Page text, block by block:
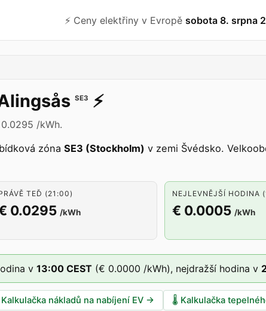
⚡️ Ceny elektřiny v Evropě sobota 8. srpna
SE3 ⚡️
/kWh.
zóna SE3 (Stockholm) v zemi Švédsko.
TEĎ (21:00)
0.0295 /kWh
NEJLEVNĚJŠÍ HODINA
€ 0.0005 /kWh
v 13:00 CEST (€ 0.0000 /kWh), nejdražší hodina v
Kalkulačka nákladů na nabíjení EV → 🌡️ Kalkulačka